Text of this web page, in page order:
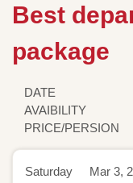
Best
package
DATE
AVAIBILITY
PRICE/PERSION
Saturday
Mar 3,